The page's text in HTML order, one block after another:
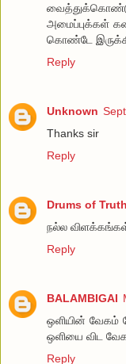
அமைப்புக்கள்
கொண்டே
Reply
Unknown
Thanks sir
Reply
Drums of Truth
நல்ல
Reply
BALAMBIGAI
ஒளியின் வேகம்
ஒளியை விட
Reply